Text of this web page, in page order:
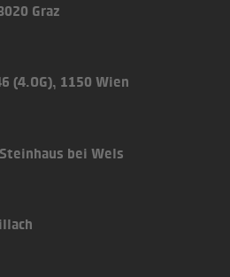
Graz
(4.OG), 1150 Wien
bei Wels